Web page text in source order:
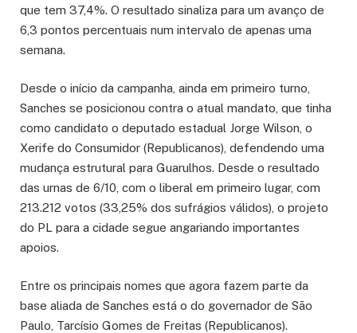
que tem 37,4%. O resultado sinaliza para um avanço de
6,3 pontos percentuais num intervalo de apenas uma
semana.
Desde o início da campanha, ainda em primeiro turno,
Sanches se posicionou contra o atual mandato, que tinha
como candidato o deputado estadual Jorge Wilson, o
Xerife do Consumidor (Republicanos), defendendo uma
mudança estrutural para Guarulhos. Desde o resultado
das urnas de 6/10, com o liberal em primeiro lugar, com
213.212 votos (33,25% dos sufrágios válidos), o projeto
do PL para a cidade segue angariando importantes
apoios.
Entre os principais nomes que agora fazem parte da
base aliada de Sanches está o do governador de São
Paulo, Tarcísio Gomes de Freitas (Republicanos).